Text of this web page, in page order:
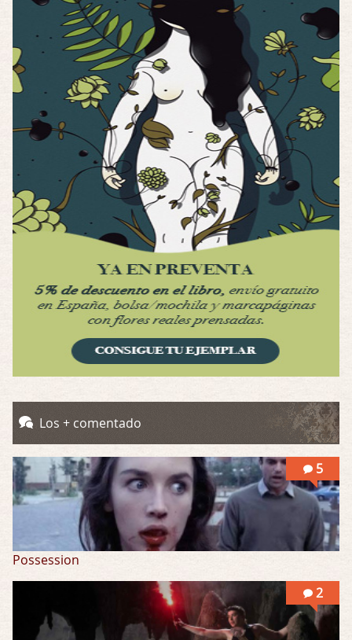
Por: Luar
Interesante cuando avanza, le falta algo d …
Possession
Por: Luar
Se llama la posesión en castellano, está …
Obsession
Una película normalita, nada del otro mun …
Obsession
Por: Chica Stark
Al principio por el hype que la dieron iba …
Por: Mountain
Llevo toda una vida para verla y nunca lo …
Posesión Infernal: En Llamas
Into the Mud
Se puede ver este corto y otras más de ex …
Los + comentado
5
Possession
2